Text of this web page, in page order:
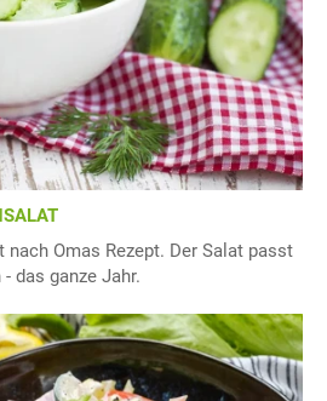
Omas Rezept. Der Salat passt
das ganze Jahr.